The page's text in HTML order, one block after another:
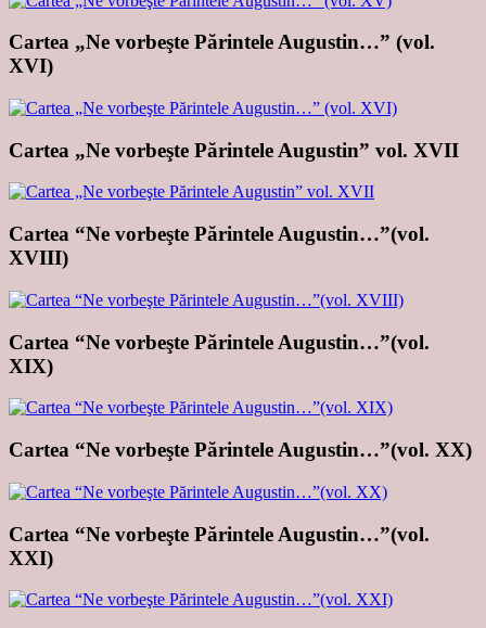
Cartea „Ne vorbeşte Părintele Augustin…” (vol.
XVI)
Cartea „Ne vorbeşte Părintele Augustin” vol. XVII
Cartea “Ne vorbeşte Părintele Augustin…”(vol.
XVIII)
Cartea “Ne vorbeşte Părintele Augustin…”(vol.
XIX)
Cartea “Ne vorbeşte Părintele Augustin…”(vol. XX)
Cartea “Ne vorbeşte Părintele Augustin…”(vol.
XXI)